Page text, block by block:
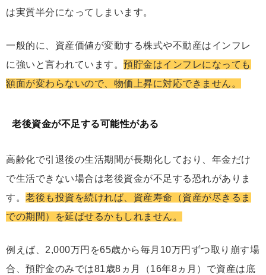
は実質半分になってしまいます。
一般的に、資産価値が変動する株式や不動産はインフレ
に強いと言われています。 預貯金はインフレになっても
額面が変わらないので、物価上昇に対応できません。
老後資金が不足する可能性がある
高齢化で引退後の生活期間が長期化しており、年金だけ
で生活できない場合は老後資金が不足する恐れがありま
す。 老後も投資を続ければ、資産寿命（資産が尽きるま
での期間）を延ばせるかもしれません。
例えば、2,000万円を65歳から毎月10万円ずつ取り崩す場
合、預貯金のみでは81歳8ヵ月（16年8ヵ月）で資産は底